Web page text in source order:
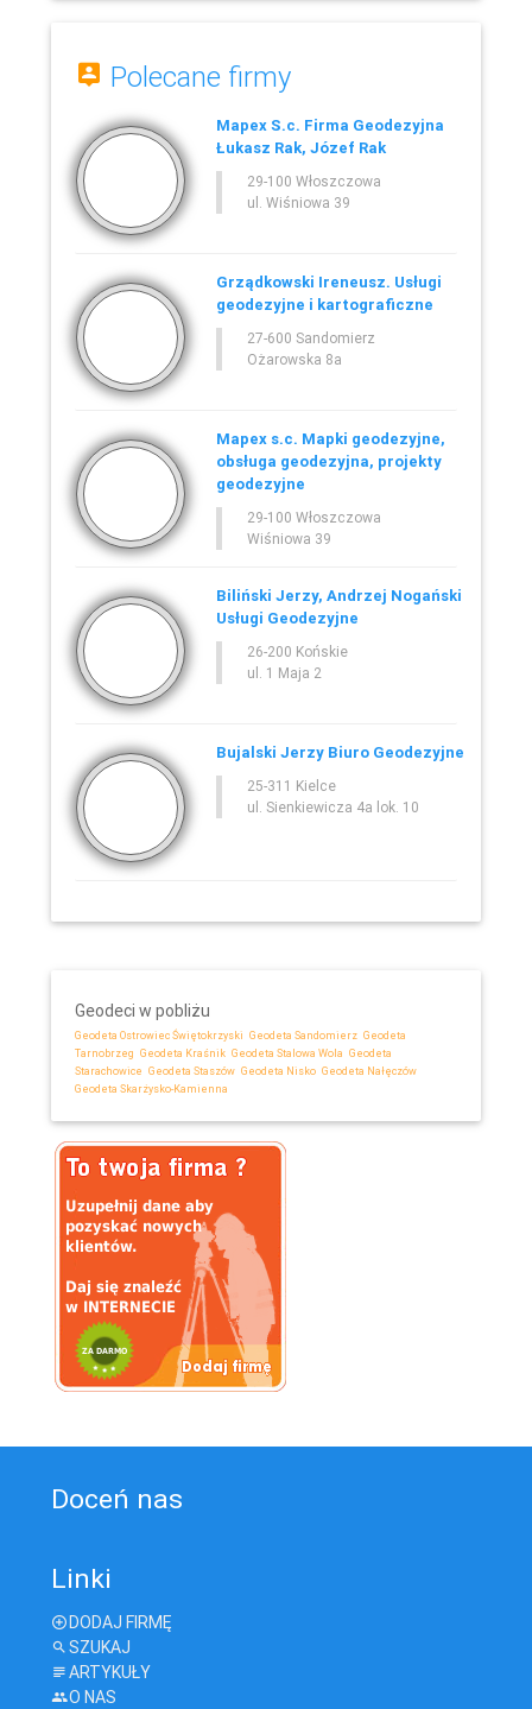
Polecane firmy
Mapex S.c. Firma Geodezyjna
Łukasz Rak, Józef Rak
29-100 Włoszczowa
ul. Wiśniowa 39
Grządkowski Ireneusz. Usługi
geodezyjne i kartograficzne
27-600 Sandomierz
Ożarowska 8a
Mapex s.c. Mapki geodezyjne,
obsługa geodezyjna, projekty
geodezyjne
29-100 Włoszczowa
Wiśniowa 39
Biliński Jerzy, Andrzej Nogański
Usługi Geodezyjne
26-200 Końskie
ul. 1 Maja 2
Bujalski Jerzy Biuro Geodezyjne
25-311 Kielce
ul. Sienkiewicza 4a lok. 10
Geodeci w pobliżu
Geodeta Ostrowiec Świętokrzyski Geodeta Sandomierz Geodeta
Tarnobrzeg Geodeta Kraśnik Geodeta Stalowa Wola Geodeta
Starachowice Geodeta Staszów Geodeta Nisko Geodeta Nałęczów
Geodeta Skarżysko-Kamienna
Doceń nas
Linki
DODAJ FIRMĘ
SZUKAJ
ARTYKUŁY
O NAS